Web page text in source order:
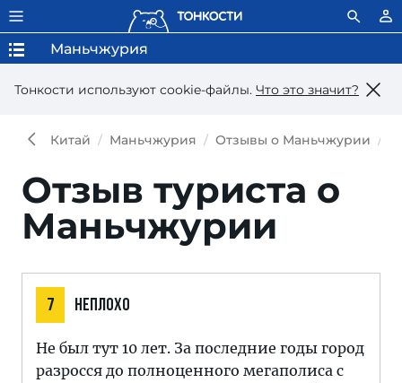
Тонкости используют сookie-файлы. Что это значит?
Маньчжурия
Китай Маньчжурия Отзывы о Маньчжурии
Отзыв туриста о
Маньчжурии
7 НЕПЛОХО
Не был тут 10 лет. За последние годы город
разросся до полноценного мегаполиса с